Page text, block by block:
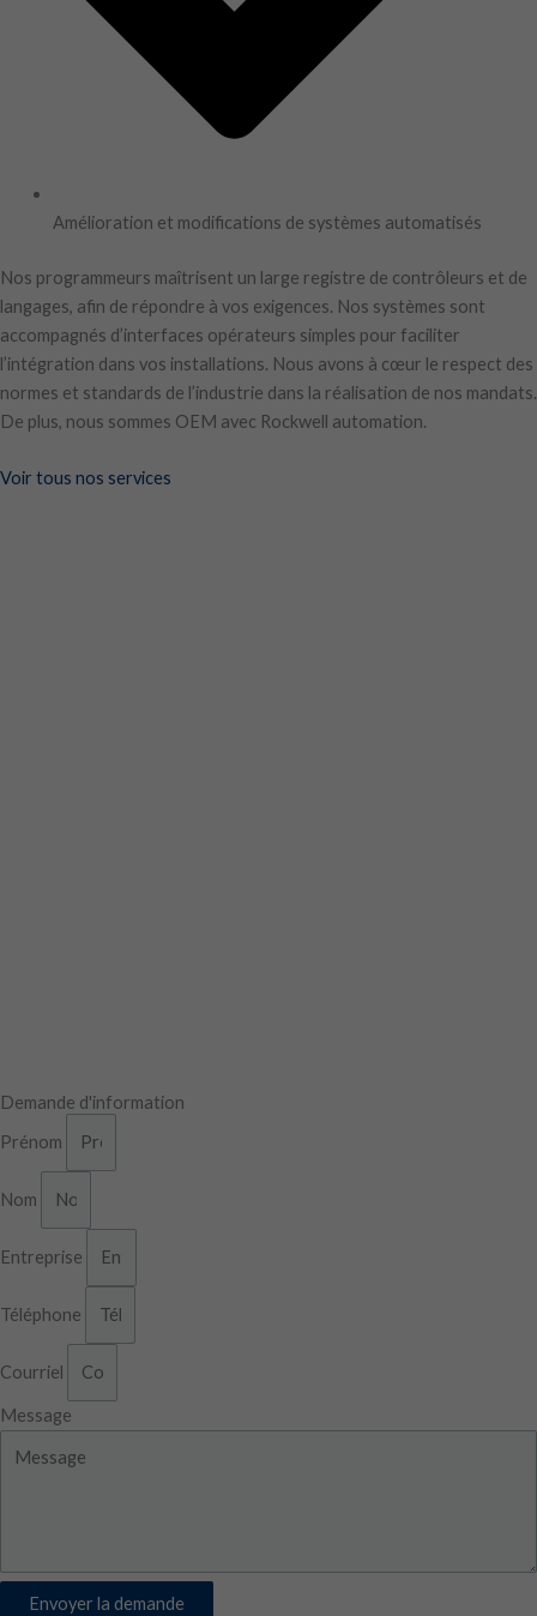
Amélioration et modifications de systèmes automatisés
Nos programmeurs maîtrisent un large registre de contrôleurs et de
langages, afin de répondre à vos exigences. Nos systèmes sont
accompagnés d’interfaces opérateurs simples pour faciliter
l’intégration dans vos installations. Nous avons à cœur le respect des
normes et standards de l’industrie dans la réalisation de nos mandats.
De plus, nous sommes OEM avec Rockwell automation.
Voir tous nos services
Demande d'information
Prénom
Nom
Entreprise
Téléphone
Courriel
Message
Envoyer la demande